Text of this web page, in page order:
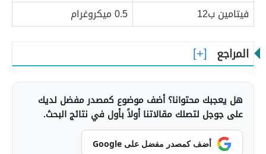
فيتامين ب12
0.5 ميكروغرام
المراجع
هل يعجبك محتوانا؟ أضف موضوع كمصدر مفضل لديك
على جوجل لتصلك مقالاتنا أولاً بأول في نتائج البحث.
أضف كمصدر مفضل على Google